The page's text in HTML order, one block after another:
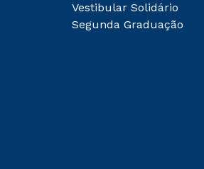
Vestibular Solidário
Segunda Graduação